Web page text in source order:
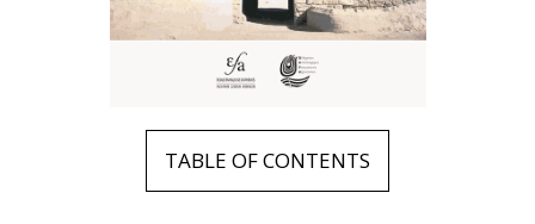
TABLE OF CONTENTS